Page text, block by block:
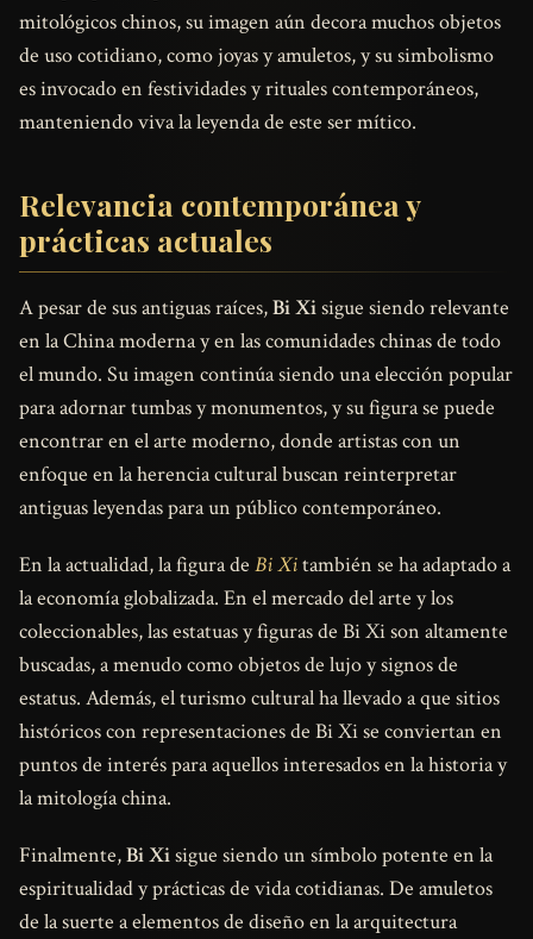
mitológicos chinos, su imagen aún decora muchos objetos
de uso cotidiano, como joyas y amuletos, y su simbolismo
es invocado en festividades y rituales contemporáneos,
manteniendo viva la leyenda de este ser mítico.
Relevancia contemporánea y
prácticas actuales
A pesar de sus antiguas raíces,Bi Xisigue siendo relevante
en la China moderna y en las comunidades chinas de todo
el mundo. Su imagen continúa siendo una elección popular
para adornar tumbas y monumentos, y su figura se puede
encontrar en el arte moderno, donde artistas con un
enfoque en la herencia cultural buscan reinterpretar
antiguas leyendas para un público contemporáneo.
En la actualidad, la figura de Bi Xitambién se ha adaptado a
la economía globalizada. En el mercado del arte y los
coleccionables, las estatuas y figuras de Bi Xi son altamente
buscadas, a menudo como objetos de lujo y signos de
estatus. Además, el turismo cultural ha llevado a que sitios
históricos con representaciones de Bi Xi se conviertan en
puntos de interés para aquellos interesados en la historia y
la mitología china.
Finalmente,Bi Xisigue siendo un símbolo potente en la
espiritualidad y prácticas de vida cotidianas. De amuletos
de la suerte a elementos de diseño en la arquitectura